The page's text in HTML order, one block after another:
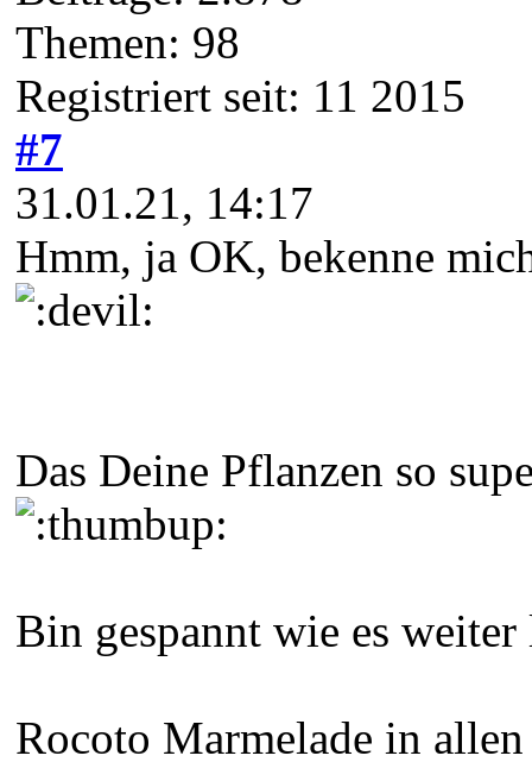
Themen: 98
Registriert seit: 11 2015
#7
31.01.21, 14:17
Hmm, ja OK, bekenne
Das Deine Pflanzen so
Bin gespannt wie es
Rocoto Marmelade in